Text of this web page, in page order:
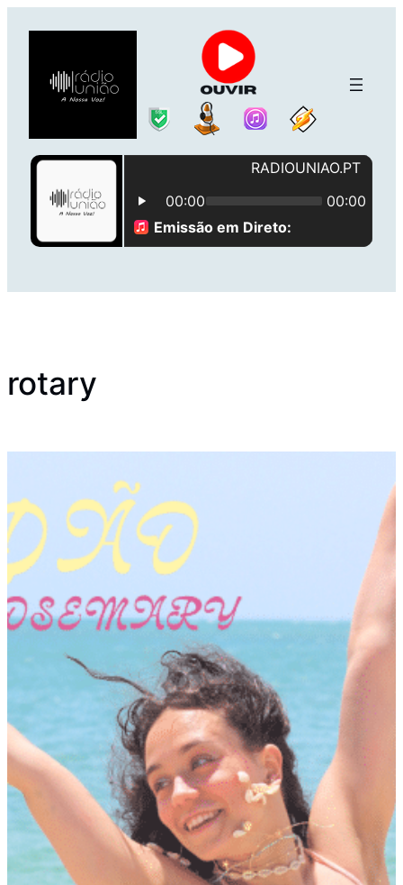
para
conteúdo
rotary